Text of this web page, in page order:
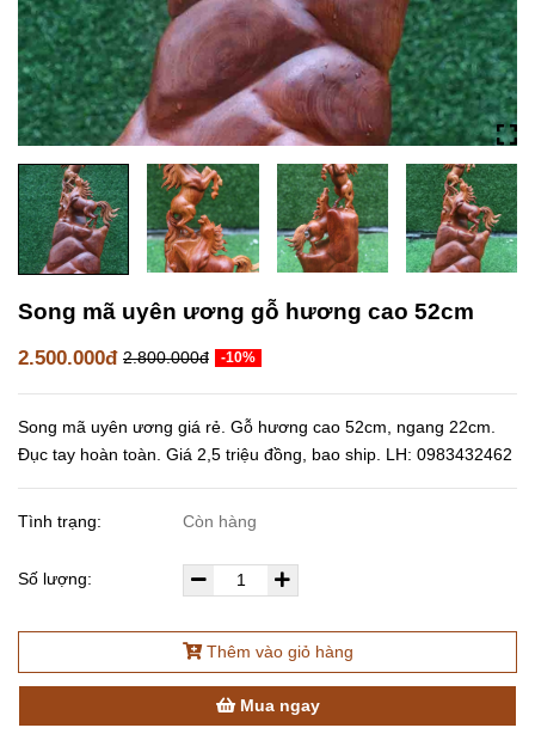
Song mã uyên ương gỗ hương cao 52cm
2.500.000đ 2.800.000đ -10%
Song mã uyên ương giá rẻ. Gỗ hương cao 52cm, ngang 22cm.
Đục tay hoàn toàn. Giá 2,5 triệu đồng, bao ship. LH: 0983432462
Tình trạng: Còn hàng
Số lượng:
Thêm vào giỏ hàng
Mua ngay